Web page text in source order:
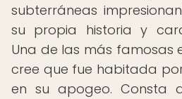
subterráneas
su propia historia y
Una de las más famosas
cree que fue habitada
en su apogeo. Consta